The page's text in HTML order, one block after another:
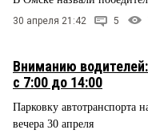
30 апреля 21:42 5
Вниманию
с 7:00 до 14:00
Парковку автотранспорта
вечера 30 апреля